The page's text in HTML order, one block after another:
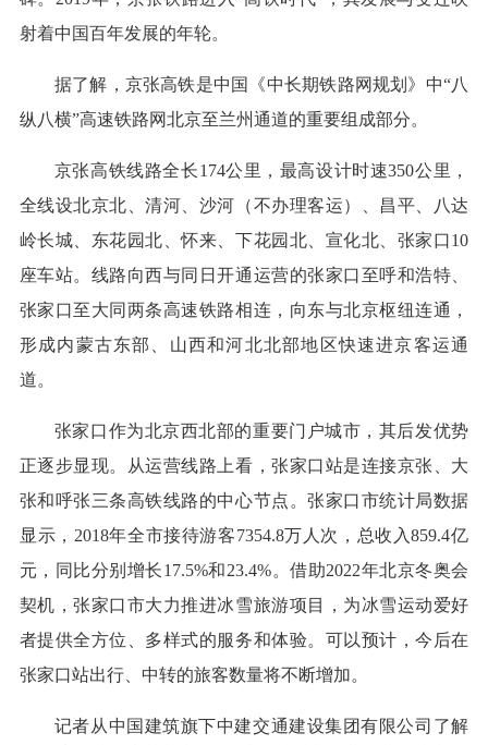
射着中国百年发展的年轮。
据了解，京张高铁是中国《中长期铁路网规划》中“八
纵八横”高速铁路网北京至兰州通道的重要组成部分。
京张高铁线路全长174公里，最高设计时速350公里，
全线设北京北、清河、沙河（不办理客运）、昌平、八达
岭长城、东花园北、怀来、下花园北、宣化北、张家口10
座车站。线路向西与同日开通运营的张家口至呼和浩特、
张家口至大同两条高速铁路相连，向东与北京枢纽连通，
形成内蒙古东部、山西和河北北部地区快速进京客运通
道。
张家口作为北京西北部的重要门户城市，其后发优势
正逐步显现。从运营线路上看，张家口站是连接京张、大
张和呼张三条高铁线路的中心节点。张家口市统计局数据
显示，2018年全市接待游客7354.8万人次，总收入859.4亿
元，同比分别增长17.5%和23.4%。借助2022年北京冬奥会
契机，张家口市大力推进冰雪旅游项目，为冰雪运动爱好
者提供全方位、多样式的服务和体验。可以预计，今后在
张家口站出行、中转的旅客数量将不断增加。
记者从中国建筑旗下中建交通建设集团有限公司了解